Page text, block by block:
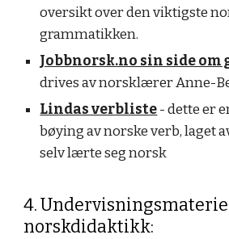
oversikt over den viktigste
grammatikken.
Jobbnorsk.no sin side
drives av norsklærer Anne-
Lindas verbliste- dette er
bøying av norske verb, laget
selv lærte seg norsk
4.
norskdidaktikk: